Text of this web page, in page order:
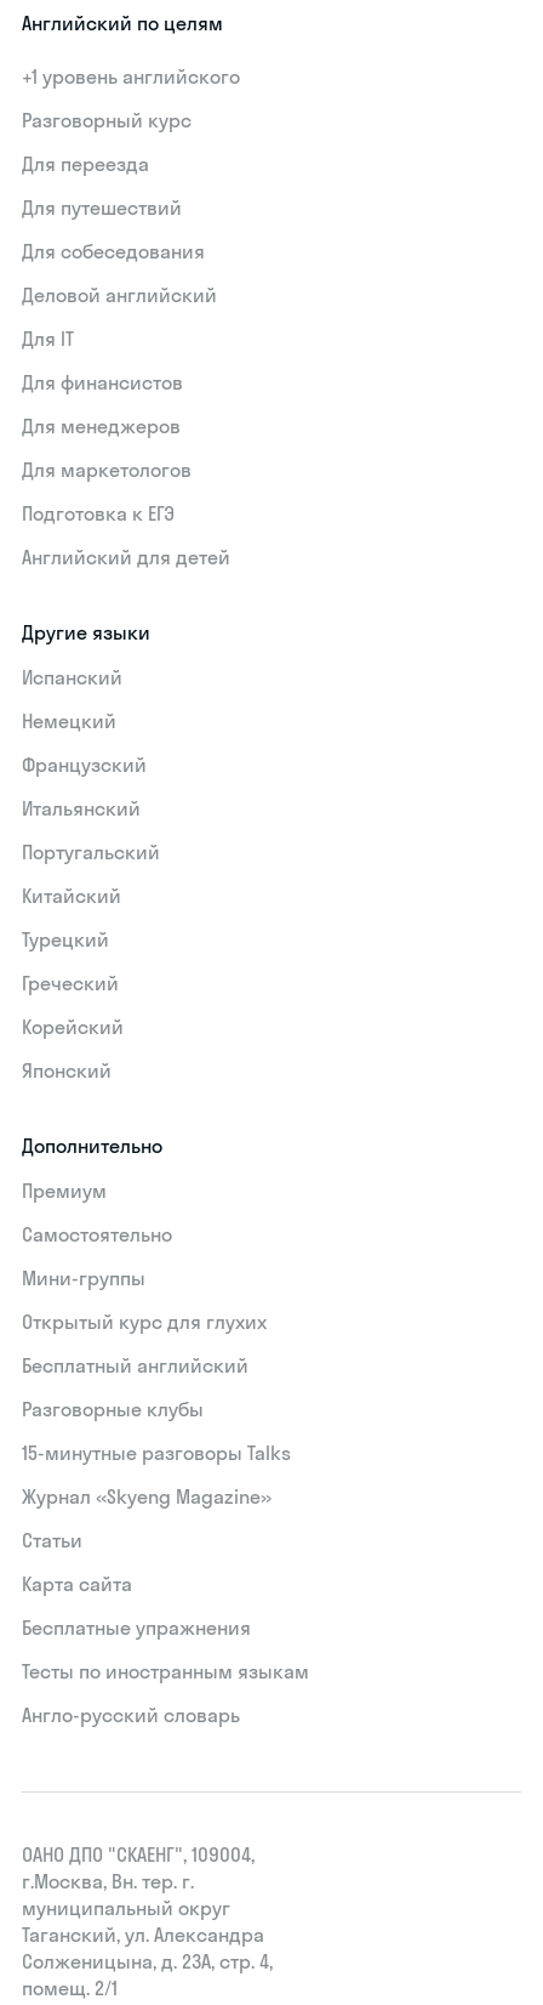
Английский по целям
+1 уровень английского
Разговорный курс
Для переезда
Для путешествий
Для собеседования
Деловой английский
Для IT
Для финансистов
Для менеджеров
Для маркетологов
Подготовка к ЕГЭ
Английский для детей
Другие языки
Испанский
Немецкий
Французский
Итальянский
Португальский
Китайский
Турецкий
Греческий
Корейский
Японский
Дополнительно
Премиум
Самостоятельно
Мини-группы
Открытый курс для глухих
Бесплатный английский
Разговорные клубы
15‑минутные разговоры Talks
Журнал «Skyeng Magazine»
Статьи
Карта сайта
Бесплатные упражнения
Тесты по иностранным языкам
Англо-русский словарь
ОАНО ДПО "СКАЕНГ", 109004,
г.Москва, Вн. тер. г.
муниципальный округ
Таганский, ул. Александра
Солженицына, д. 23А, стр. 4,
помещ. 2/1